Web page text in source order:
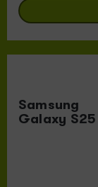
Samsung
Galaxy S25